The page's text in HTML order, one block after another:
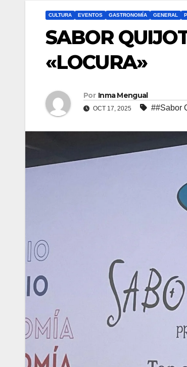
CULTURA EVENTOS GASTRONOMÍA GENERAL
SABOR
«LOCURA»
Por Inma Mengual
OCT 17, 2025 ##Sabor